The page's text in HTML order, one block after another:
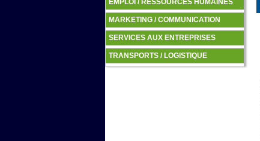
EMPLOI / RESSOURCES HUMAINES
MARKETING / COMMUNICATION
SERVICES AUX ENTREPRISES
TRANSPORTS / LOGISTIQUE